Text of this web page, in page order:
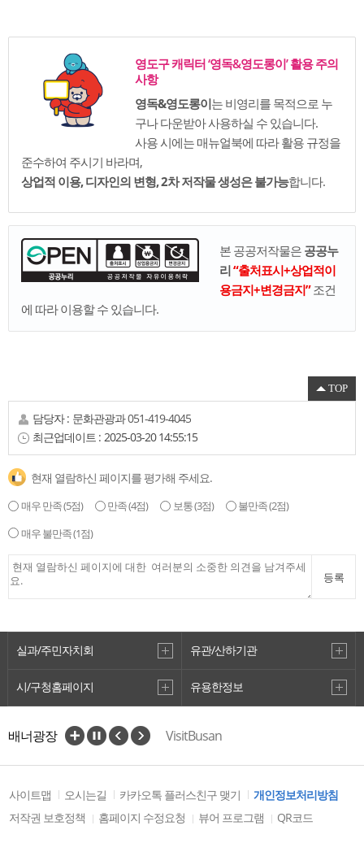
영도구 캐릭터 ‘영독&영도롱이’ 활용 주의
사항
영독&영도롱이는 비영리를 목적으로 누
구나 다운받아 사용하실 수 있습니다.
사용 시에는 매뉴얼북에 따라 활용 규정을
준수하여 주시기 바라며,
상업적 이용, 디자인의 변형, 2차 저작물 생성은 불가능합니다.
본 공공저작물은 공공누
리“출처표시+상업적이
용금지+변경금지”조건
에 따라 이용할 수 있습니다.
TOP
담당자 : 문화관광과051-419-4045
최근업데이트 : 2025-03-20 14:55:15
현재 열람하신 페이지를 평가해 주세요.
매우 만족(5점) 만족(4점) 보통(3점) 불만족(2점)
매우 불만족(1점)
등록
실과/주민자치회 유관/산하기관
시/구청홈페이지 유용한정보
배너광장
VisitBusan
사이트맵 오시는길 카카오톡 플러스친구 맺기
개인정보처리방침
저작권 보호정책
홈페이지 수정요청 뷰어 프로그램
QR코드